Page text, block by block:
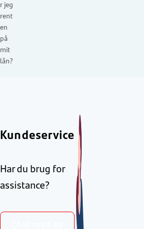
r jeg
rent
en
på
mit
lån?
Kundeservice
Har du brug for
assistance?